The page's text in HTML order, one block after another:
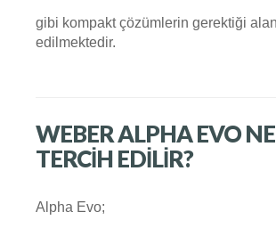
gibi kompakt çözümlerin gerektiği
edilmektedir.
WEBER ALPHA EVO
TERCIH EDILIR?
Alpha Evo;